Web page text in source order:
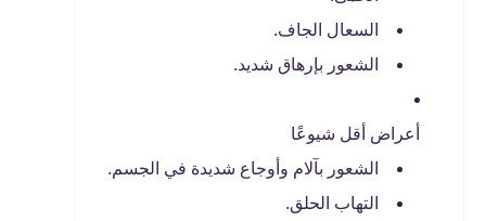
السعال الجاف.
الشعور بإرهاق شديد.
أعراض أقل شيوعًا
الشعور بآلام وأوجاع شديدة في الجسم.
التهاب الحلق.